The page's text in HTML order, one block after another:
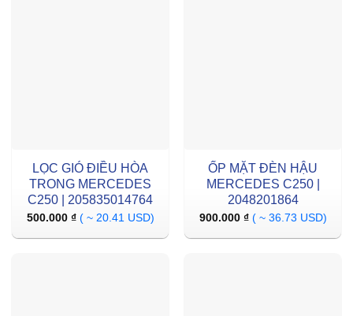
LỌC GIÓ ĐIỀU HÒA
TRONG MERCEDES
C250 | 205835014764
500.000 ₫ ( ~ 20.41 USD)
ỐP MẶT ĐÈN HẬU
MERCEDES C250 |
2048201864
900.000 ₫ ( ~ 36.73 USD)